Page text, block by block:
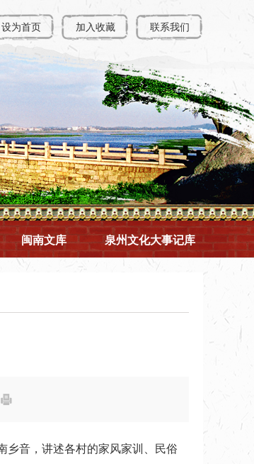
设为首页 加入收藏 联系我们
闽南文库 泉州文化大事记库

乡音，讲述各村的家风家训、民俗